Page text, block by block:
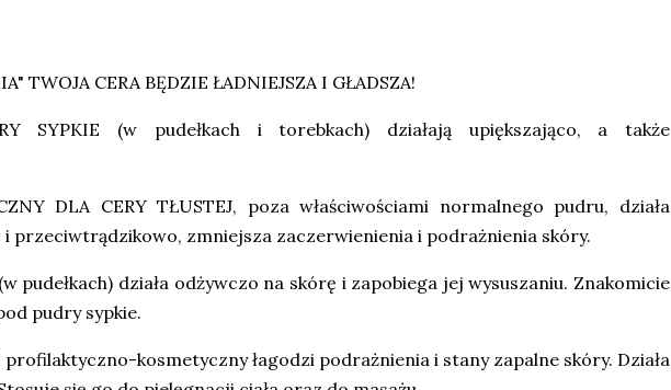
TWOJA CERA BĘDZIE ŁADNIEJSZA I GŁADSZA!
SYPKIE (w pudełkach i torebkach) działają upiększająco, a także
DLA CERY TŁUSTEJ, poza właściwościami normalnego pudru, działa
przeciwtrądzikowo, zmniejsza zaczerwienienia i podrażnienia skóry.
pudełkach) działa odżywczo na skórę i zapobiega jej wysuszaniu. Znakomicie
pudry sypkie.
profilaktyczno-kosmetyczny łagodzi podrażnienia i stany zapalne skóry. Działa